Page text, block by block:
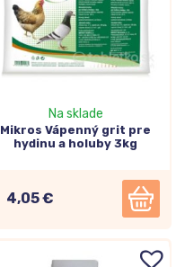
Na sklade
Mikros Vápenný grit pre
hydinu a holuby 3kg
4,05 €